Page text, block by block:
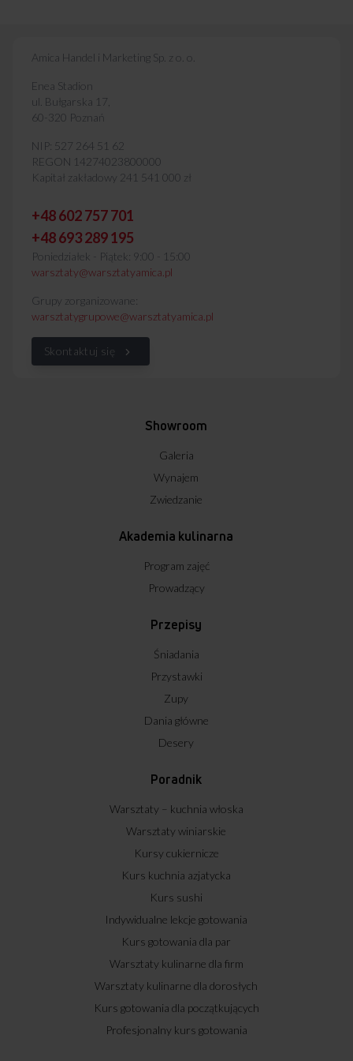
Amica Handel i Marketing Sp. z o. o.
Enea Stadion
ul. Bułgarska 17,
60-320 Poznań
NIP: 527 264 51 62
REGON 14274023800000
Kapitał zakładowy 241 541 000 zł
+48 602 757 701
+48 693 289 195
Poniedziałek - Piątek: 9:00 - 15:00
warsztaty@warsztatyamica.pl
Grupy zorganizowane:
warsztatygrupowe@warsztatyamica.pl
Skontaktuj się
Showroom
Galeria
Wynajem
Zwiedzanie
Akademia kulinarna
Program zajęć
Prowadzący
Przepisy
Śniadania
Przystawki
Zupy
Dania główne
Desery
Poradnik
Warsztaty – kuchnia włoska
Warsztaty winiarskie
Kursy cukiernicze
Kurs kuchnia azjatycka
Kurs sushi
Indywidualne lekcje gotowania
Kurs gotowania dla par
Warsztaty kulinarne dla firm
Warsztaty kulinarne dla dorosłych
Kurs gotowania dla początkujących
Profesjonalny kurs gotowania